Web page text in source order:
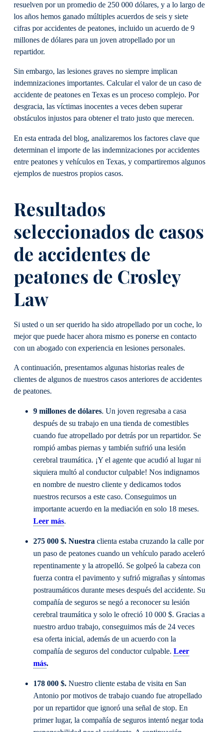
resuelven por un promedio de 250 000 dólares, y a lo largo de
los años hemos ganado múltiples acuerdos de seis y siete
cifras por accidentes de peatones, incluido un acuerdo de 9
millones de dólares para un joven atropellado por un
repartidor.
Sin embargo, las lesiones graves no siempre implican
indemnizaciones importantes. Calcular el valor de un caso de
accidente de peatones en Texas es un proceso complejo. Por
desgracia, las víctimas inocentes a veces deben superar
obstáculos injustos para obtener el trato justo que merecen.
En esta entrada del blog, analizaremos los factores clave que
determinan el importe de las indemnizaciones por accidentes
entre peatones y vehículos en Texas, y compartiremos algunos
ejemplos de nuestros propios casos.
Resultados
seleccionados de casos
de accidentes de
peatones de Crosley
Law
Si usted o un ser querido ha sido atropellado por un coche, lo
mejor que puede hacer ahora mismo es ponerse en contacto
con un abogado con experiencia en lesiones personales.
A continuación, presentamos algunas historias reales de
clientes de algunos de nuestros casos anteriores de accidentes
de peatones.
9 millones de dólares. Un joven regresaba a casa
después de su trabajo en una tienda de comestibles
cuando fue atropellado por detrás por un repartidor. Se
rompió ambas piernas y también sufrió una lesión
cerebral traumática. ¡Y el agente que acudió al lugar ni
siquiera multó al conductor culpable! Nos indignamos
en nombre de nuestro cliente y dedicamos todos
nuestros recursos a este caso. Conseguimos un
importante acuerdo en la mediación en solo 18 meses.
Leer más.
275 000 $. Nuestra clienta estaba cruzando la calle por
un paso de peatones cuando un vehículo parado aceleró
repentinamente y la atropelló. Se golpeó la cabeza con
fuerza contra el pavimento y sufrió migrañas y síntomas
postraumáticos durante meses después del accidente. Su
compañía de seguros se negó a reconocer su lesión
cerebral traumática y solo le ofreció 10 000 $. Gracias a
nuestro arduo trabajo, conseguimos más de 24 veces
esa oferta inicial, además de un acuerdo con la
compañía de seguros del conductor culpable. Leer
más.
178 000 $. Nuestro cliente estaba de visita en San
Antonio por motivos de trabajo cuando fue atropellado
por un repartidor que ignoró una señal de stop. En
primer lugar, la compañía de seguros intentó negar toda